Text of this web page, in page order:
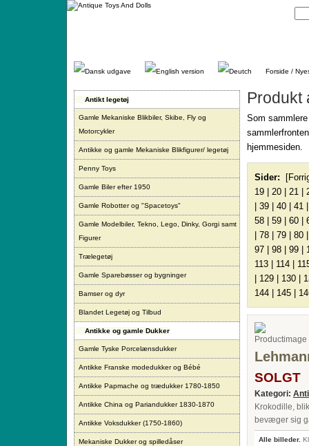
Gå
Forside /
Antikt legetøj
Gamle Mekaniske Blikbiler, Skibe, Fly og
Motorcykler
Antikke og gamle Mekaniske Blikfigurer/ legetøj
Penny Toys
Gamle Biler efter 1950
Gamle Robotter og "Spacetoys"
Gamle Modelbiler, Tekno, Lego, Dinky, Gorgi samt
Figurer
Trælegetøj
Gamle Sparebøsser og bygninger
Bamser og dyr
Blandet Legetøj og Tilbud
Antikke og gamle Dukker
Gamle Tyske Porcelænsdukker
Antikke Franske modedukker og Bébé
Antikke Papmache og trædukker 1780-1850
Antikke China og Pariandukker 1830-1870
Antikke Voksdukker (1750-1860)
Mekaniske Dukker og spilledåser
Produkt
Som
hjemmesiden.
Sider:
19
20 21
39 40 41
58
59 60
78 79 80
97
98 99
113
114
129 130
144
145
SOLGT
Kategori:
Krokodille,
bevæger sig
Alle billeder.